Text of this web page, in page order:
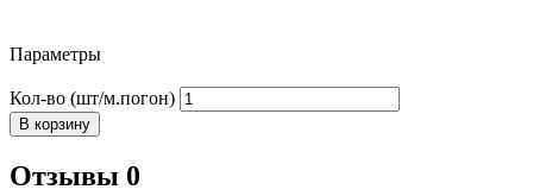
Параметры
Кол-во (шт/м.погон)
В корзину
Отзывы 0